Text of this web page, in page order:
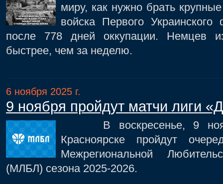
миру, как нужно брать
войска Первого
после 778 дней оккупации. Немцев
быстрее, чем за неделю.
6 ноября 2025 г.
9 ноября пройдут матчи лиги
В воскресенье, 9
Красноярске пройдут
Межрегиональной
(МЛБЛ) сезона 2025-2026.